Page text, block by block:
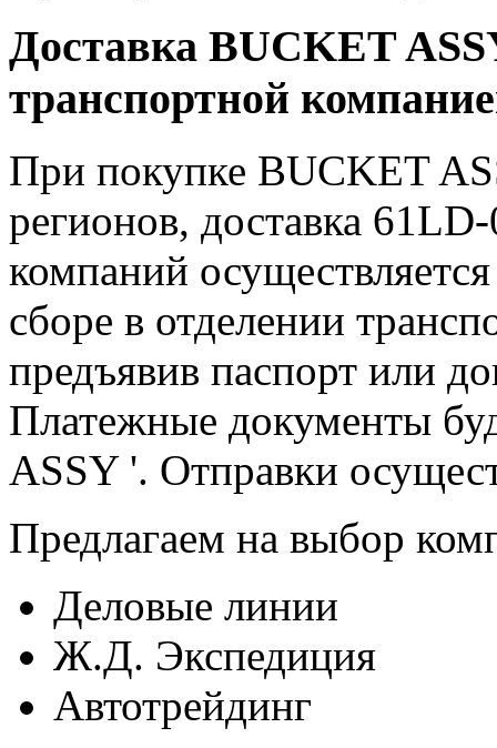
Доставка BUCKET
транспортной
При покупке BUCKET
регионов, доставка
компаний
сборе в отделении
предъявив паспорт или
Платежные документы
ASSY '. Отправки
Предлагаем на выбор
Деловые линии
Ж.Д. Экспедиция
Автотрейдинг